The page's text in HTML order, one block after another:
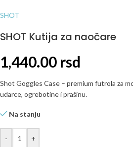
SHOT
SHOT Kutija za naočare
1,440.00 rsd
Shot Goggles Case – premium futrola za
udarce, ogrebotine i prašinu.
Na stanju
- +